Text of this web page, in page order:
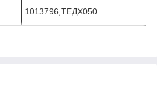
1013796,ТЕДХ050